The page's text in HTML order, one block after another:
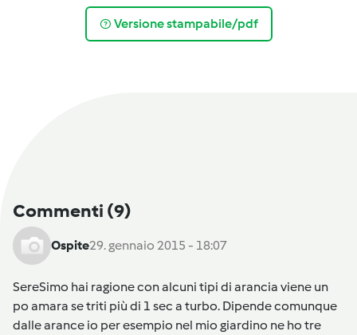
Versione stampabile/pdf
Commenti (9)
Ospite29. gennaio 2015 - 18:07
SereSimo hai ragione con alcuni tipi di arancia viene un
po amara se triti più di 1 sec a turbo. Dipende comunque
dalle arance io per esempio nel mio giardino ne ho tre